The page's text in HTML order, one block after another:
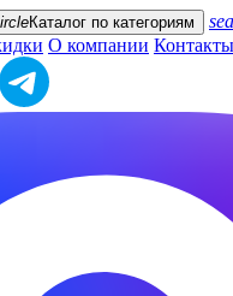
Каталог по категориям
О компании Контакты